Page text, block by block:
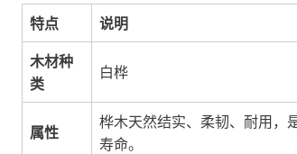
特点
说明
木材种
类
白桦
属性
桦木天然结实、柔韧、耐用，
寿命。